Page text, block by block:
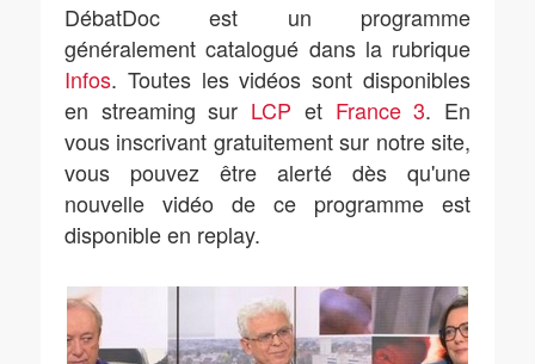
DébatDoc est un programme
généralement catalogué dans la rubrique
Infos. Toutes les vidéos sont disponibles
en streaming sur LCP et France 3. En
vous inscrivant gratuitement sur notre site,
vous pouvez être alerté dès qu'une
nouvelle vidéo de ce programme est
disponible en replay.